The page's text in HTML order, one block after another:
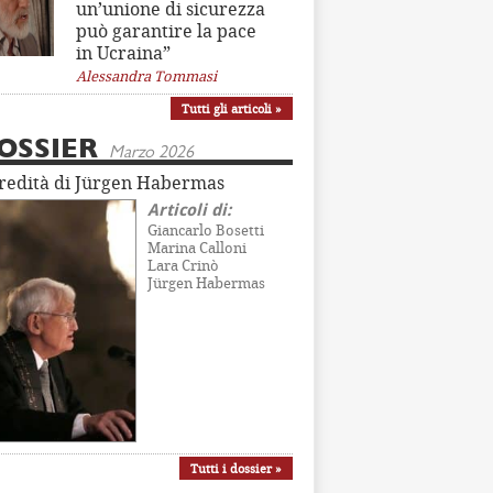
un’unione di sicurezza
può garantire la pace
in Ucraina”
Alessandra Tommasi
Tutti gli articoli »
Marzo 2026
di Jürgen Habermas
Articoli di:
Giancarlo Bosetti
Marina Calloni
Lara Crinò
Jürgen Habermas
Tutti i dossier »